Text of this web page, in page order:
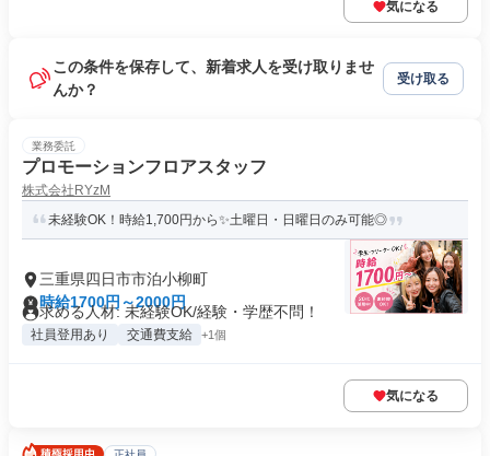
気になる
この条件を保存して、新着求人を受け取りませ
んか？
受け取る
業務委託
プロモーションフロアスタッフ
株式会社RYzM
未経験OK！時給1,700円から✨土曜日・日曜日のみ可能◎
三重県四日市市泊小柳町
時給1700円～2000円
求める人材: 未経験OK/経験・学歴不問！
社員登用あり 交通費支給 +1個
気になる